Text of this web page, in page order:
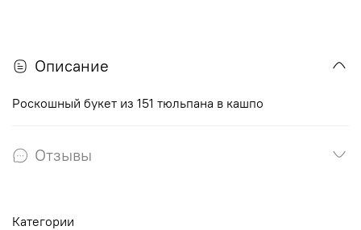
Описание
Роскошный букет из 151 тюльпана в кашпо
Отзывы
Категории